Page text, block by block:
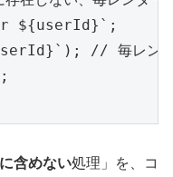
${userId}`;
// 毎レンダ
含めない処理」を、コ